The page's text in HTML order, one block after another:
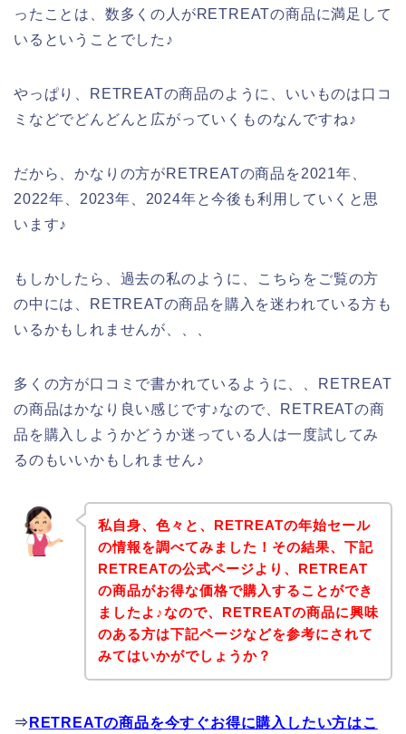
ったことは、数多くの人がRETREATの商品に満足して
いるということでした♪
やっぱり、RETREATの商品のように、いいものは口コ
ミなどでどんどんと広がっていくものなんですね♪
だから、かなりの方がRETREATの商品を2021年、
2022年、2023年、2024年と今後も利用していくと思
います♪
もしかしたら、過去の私のように、こちらをご覧の方
の中には、RETREATの商品を購入を迷われている方も
いるかもしれませんが、、、
多くの方が口コミで書かれているように、、RETREAT
の商品はかなり良い感じです♪なので、RETREATの商
品を購入しようかどうか迷っている人は一度試してみ
るのもいいかもしれません♪
私自身、色々と、RETREATの年始セール
の情報を調べてみました！その結果、下記
RETREATの公式ページより、RETREAT
の商品がお得な価格で購入することができ
ましたよ♪なので、RETREATの商品に興味
のある方は下記ページなどを参考にされて
みてはいかがでしょうか？
⇒ RETREATの商品を今すぐお得に購入したい方はこ